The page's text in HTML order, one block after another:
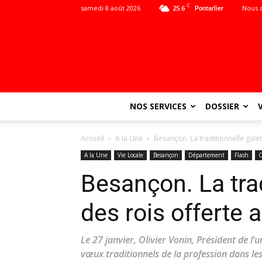
25.6 C Pontarlier
samedi 8 août 2026 Nous
NOS SERVICES DOSSIER
Accueil A la Une Besançon. La traditionnelle
A la Une Vie Locale Besançon Département Flash
Besançon. La
des rois offerte
Le 27 janvier, Olivier Vonin, Président de
vœux traditionnels de la profession dans